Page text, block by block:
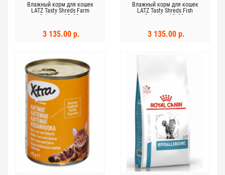
Влажный корм ​​для кошек
LATZ Tasty Shreds Farm
Selection 12x80г
3 135.00 р.
Влажный корм ​​для кошек
LATZ Tasty Shreds Fish
Selection 12x80г
3 135.00 р.